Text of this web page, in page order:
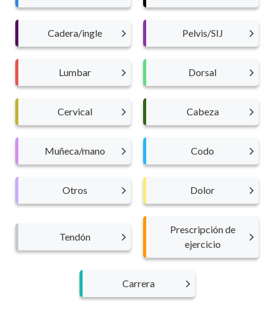
Cadera/ingle Pelvis/SIJ
Lumbar Dorsal
Cervical Cabeza
Muñeca/mano Codo
Otros Dolor
Tendón
Prescripción de
ejercicio
Carrera